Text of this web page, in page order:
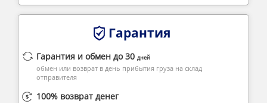
Гарантия
Гарантия и обмен до 30 дней
обмен или возврат в день прибытия груза на склад
отправителя
100% возврат денег